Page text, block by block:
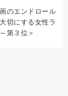
のエンドロール
切にする女性ラ
第３位＞